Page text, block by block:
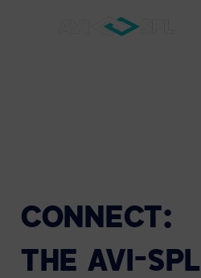
CONNECT:
THE AVI-SPL